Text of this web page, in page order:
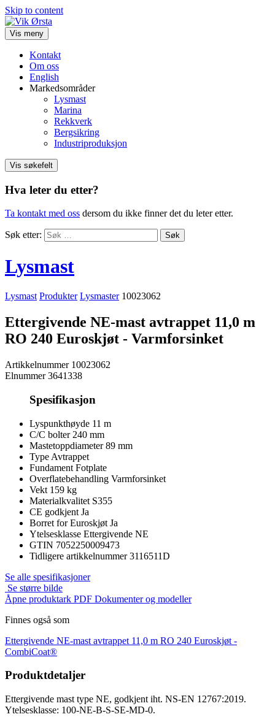
Skip to content
Vis meny
Kontakt
Om oss
English
Markedsområder
Lysmast
Marina
Rekkverk
Bergsikring
Industriproduksjon
Vis søkefelt
Hva leter du etter?
Ta kontakt med oss dersom du ikke finner det du leter etter.
Søk etter:
Lysmast
Lysmast Produkter Lysmaster 10023062
Ettergivende NE-mast avtrappet 11,0 m
RO 240 Euroskjøt - Varmforsinket
Artikkelnummer 10023062
Elnummer 3641338
Spesifikasjon
Lyspunkthøyde 11 m
C/C bolter 240 mm
Mastetoppdiameter 89 mm
Type Avtrappet
Fundament Fotplate
Overflatebehandling Varmforsinket
Vekt 159 kg
Materialkvalitet S355
CE godkjent Ja
Borret for Euroskjøt Ja
Ytelsesklasse Ettergivende NE
GTIN 7052250009473
Tidligere artikkelnummer 3116511D
Se alle spesifikasjoner
Se større bilde
Åpne produktark PDF Dokumenter og modeller
Finnes også som
Ettergivende NE-mast avtrappet 11,0 m RO 240 Euroskjøt -
CombiCoat®
Produktdetaljer
Ettergivende mast type NE, godkjent iht. NS-EN 12767:2019.
Ytelsesklasse: 100-NE-B-S-SE-MD-0.